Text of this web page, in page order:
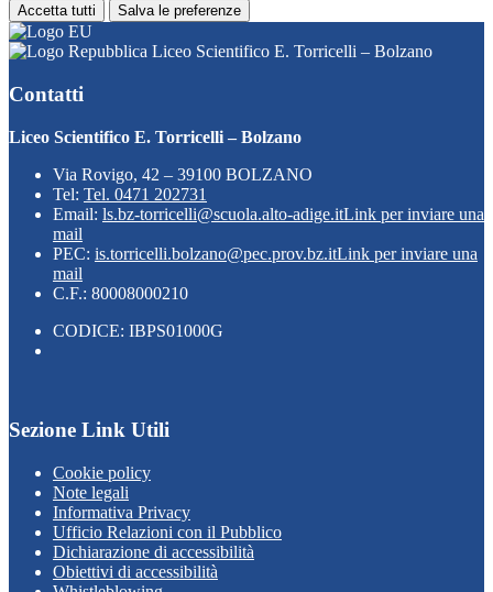
Accetta tutti Salva le preferenze
Liceo Scientifico E. Torricelli – Bolzano
Contatti
Liceo Scientifico E. Torricelli – Bolzano
Via Rovigo, 42 – 39100 BOLZANO
Tel: Tel. 0471 202731
Email: ls.bz-torricelli@scuola.alto-adige.itLink per inviare una
mail
PEC: is.torricelli.bolzano@pec.prov.bz.itLink per inviare una
mail
C.F.: 80008000210
CODICE: IBPS01000G
Sezione Link Utili
Cookie policy
Note legali
Informativa Privacy
Ufficio Relazioni con il Pubblico
Dichiarazione di accessibilità
Obiettivi di accessibilità